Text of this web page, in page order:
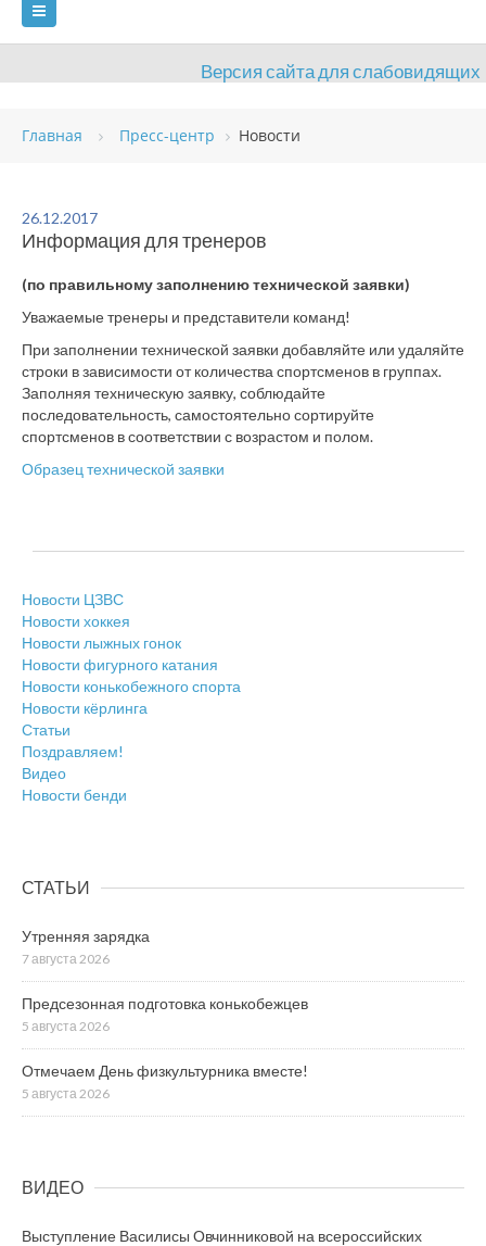
Версия сайта для слабовидящих
ГЛАВНАЯ
ВИДЫ СПОРТА
ПЛАТНЫЕ УСЛУГИ КОНТАКТЫ
Главная Пресс-центр Новости
26.12.2017
Информация для тренеров
(по правильному заполнению технической заявки)
Уважаемые тренеры и представители команд!
При заполнении технической заявки добавляйте или удаляйте
строки в зависимости от количества спортсменов в группах.
Заполняя техническую заявку, соблюдайте
последовательность, самостоятельно сортируйте
спортсменов в соответствии с возрастом и полом.
Образец технической заявки
Новости ЦЗВС
Новости хоккея
Новости лыжных гонок
Новости фигурного катания
Новости конькобежного спорта
Новости кёрлинга
Статьи
Поздравляем!
Видео
Новости бенди
СТАТЬИ
Утренняя зарядка
7 августа 2026
Предсезонная подготовка конькобежцев
5 августа 2026
Отмечаем День физкультурника вместе!
5 августа 2026
ВИДЕО
Выступление Василисы Овчинниковой на всероссийских